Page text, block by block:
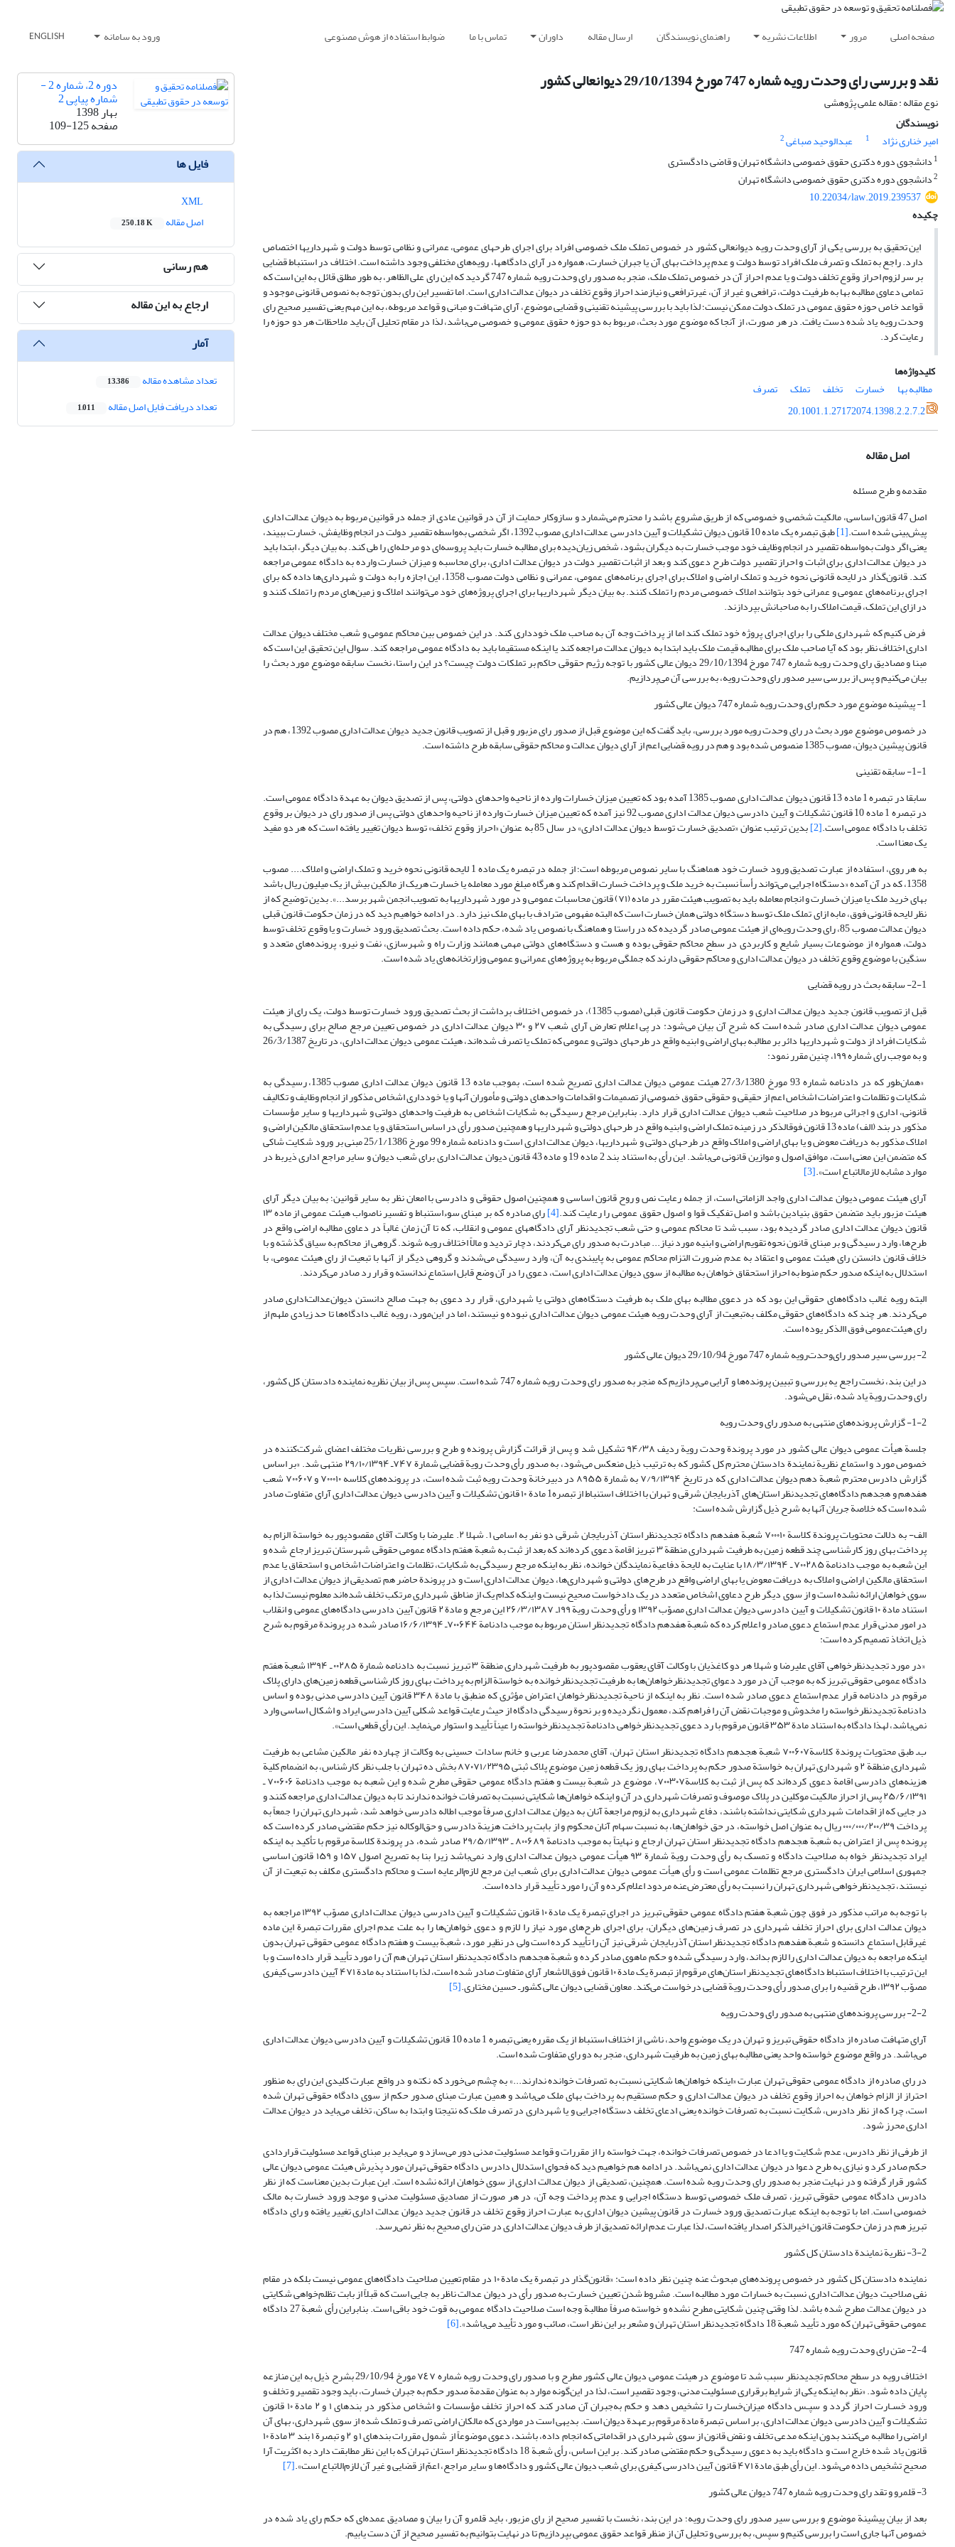
صفحه اصلی مرور اطلاعات نشریه راهنمای نویسندگان ارسال مقاله داوران تماس با ما ضوابط استفاده از هوش مصنوعی ورود به سامانه ENGLISH
نقد و بررسی رای وحدت رویه شماره 747 مورخ 29/10/1394 دیوانعالی کشور
نوع مقاله : مقاله علمی پژوهشی
نویسندگان
امیر خناری نژاد
1 عبدالوحید صباغی2
1 دانشجوی دوره دکتری حقوق خصوصی دانشگاه تهران و قاضی دادگستری
2دانشجوی دوره دکتری حقوق خصوصی دانشگاه تهران
10.22034/law.2019.239537
چکیده
این تحقیق به بررسی یکی از آرای وحدت رویه دیوانعالی کشور در خصوص تملک ملک خصوصی افراد برای اجرای طرحهای عمومی، عمرانی و نظامی توسط دولت و شهرداریها اختصاص
دارد. راجع به تملک و تصرف ملک افراد توسط دولت و عدم پرداخت بهای آن یا جبران خسارت، همواره در آرای دادگاهها، رویه‌های مختلفی وجود داشته است. اختلاف در استنباط قضایی
بر سر لزوم احراز وقوع تخلف دولت و یا عدم احراز آن در خصوص تملک ملک، منجر به صدور رای وحدت رویه شماره 747 گردید که این رای علی الظاهر، به طور مطلق قائل به این است که
تمامی دعاوی مطالبه بها به طرفیت دولت، ترافعی و غیر از آن، غیرترافعی و نیازمند احراز وقوع تخلف در دیوان عدالت اداری است. اما تفسیر این رای بدون توجه به نصوص قانونی موجود و
قواعد خاص حوزه حقوق عمومی در تملک دولت ممکن نیست؛ لذا باید با بررسی پیشینه تقنینی و قضایی موضوع، آرای متهافت و مبانی و قواعد مربوطه، به این مهم یعنی تفسیر صحیح رای
وحدت رویه یاد شده دست یافت. در هر صورت، از آنجا که موضوع مورد بحث، مربوط به دو حوزه حقوق عمومی و خصوصی می‌باشد، لذا در مقام تحلیل آن باید ملاحظات هر دو حوزه را
رعایت کرد.
کلیدواژه‌ها
مطالبه بها
خسارت تخلف تملک
تصرف
20.1001.1.27172074.1398.2.2.7.2
اصل مقاله
مقدمه و طرح مسئله
اصل 47 قانون اساسی، مالکیت شخصی و خصوصی که از طریق مشروع باشد را محترم می‌شمارد و سازوکار حمایت از آن در قوانین عادی از جمله در قوانین مربوط به دیوان عدالت اداری
پیش‌بینی شده است.[1] طبق تبصره یک ماده 10 قانون دیوان تشکیلات و آیین دادرسی عدالت اداری مصوب 1392، اگر شخصی به‌واسطه تقصیر دولت در انجام وظایفش، خسارت ببیند،
یعنی اگر دولت به‌واسطه تقصیر در انجام وظایف خود موجب خسارت به دیگران بشود، شخص زیان‌دیده برای مطالبه خسارت باید پروسه‌ای دو مرحله‌ای را طی کند. به بیان دیگر، ابتدا باید
در دیوان عدالت اداری برای اثبات و احراز تقصیر دولت طرح دعوی کند و بعد از اثبات تقصیر دولت در دیوان عدالت اداری، برای محاسبه و میزان خسارت وارده به دادگاه عمومی مراجعه
کند. قانون‌گذار در لایحه قانونی نحوه خرید و تملک اراضی و املاک برای اجرای برنامه‌های عمومی، عمرانی و نظامی دولت مصوب 1358، این اجازه را به دولت و شهرداری‌ها داده که برای
اجرای برنامه‌های عمومی و عمرانی خود بتوانند املاک خصوصی مردم را تملک کنند. به بیان دیگر شهرداریها برای اجرای پروژه‌های خود می‌توانند املاک و زمین‌های مردم را تملک کنند و
در ازای این تملک، قیمت املاک را به صاحبانش بپردازند.
فرض کنیم که شهرداری ملکی را برای اجرای پروژه خود تملک کند اما از پرداخت وجه آن به صاحب ملک خودداری کند. در این خصوص بین محاکم عمومی و شعب مختلف دیوان عدالت
اداری اختلاف نظر بود که آیا صاحب ملک برای مطالبه قیمت ملک باید ابتدا به دیوان عدالت مراجعه کند یا اینکه مستقیما باید به دادگاه عمومی مراجعه کند. سوال این تحقیق این است که
مبنا و مصادیق رای وحدت رویه شماره 747 مورخ 29/10/1394 دیوان عالی کشور با توجه رژیم حقوقی حاکم بر تملکات دولت چیست؟ در این راستا، نخست سابقه موضوع مورد بحث را
بیان می‌کنیم و پس از بررسی سیر صدور رای وحدت رویه، به بررسی آن می‌پردازیم.
1- پیشینه موضوع مورد حکم رای وحدت رویه شماره 747 دیوان عالی کشور
در خصوص موضوع مورد بحث در رای وحدت رویه مورد بررسی، باید گفت که این موضوع قبل از صدور رای مزبور و قبل از تصویب قانون جدید دیوان عدالت اداری مصوب 1392، هم در
قانون پیشین دیوان، مصوب 1385 منصوص شده بود و هم در رویه قضایی اعم از آرای دیوان عدالت و محاکم حقوقی سابقه طرح داشته است.
1-1- سابقه تقنینی
سابقا در تبصره 1 ماده 13 قانون دیوان عدالت اداری مصوب 1385 آمده بود که تعیین میزان خسارات وارده از ناحیه واحدهای دولتی، پس از تصدیق دیوان به عهدة دادگاه عمومی است.
در تبصره 1 ماده 10 قانون تشکیلات و آیین دادرسی دیوان عدالت اداری مصوب 92 نیز آمده که تعیین میزان خسارت وارده از ناحیه واحدهای دولتی پس از صدور رای در دیوان بر وقوع
تخلف با دادگاه عمومی است.[2] بدین ترتیب عنوان «تصدیق خسارت توسط دیوان عدالت اداری» در سال 85 به عنوان «احراز وقوع تخلف» توسط دیوان تغییر یافته است که هر دو مفید
یک معنا است.
به هر روی، استفاده از عبارت تصدیق ورود خسارت خود هماهنگ با سایر نصوص مربوطه است؛ از جمله در تبصره یک ماده 1 لایحه قانونی نحوه خرید و تملک اراضی و املاک.... مصوب
1358، که در آن آمده «دستگاه اجرایی می‌تواند رأساً نسبت به خرید ملک و پرداخت خسارت اقدام کند و هرگاه مبلغ مورد معامله یا خسارت هریک از مالکین بیش از یک میلیون ریال باشد
بهای خرید ملک یا میزان خسارت و انجام معامله باید به تصویب هیئت مقرر در ماده (۷۱) قانون محاسبات عمومی و در مورد شهرداریها به تصویب انجمن شهر برسد...». بدین توضیح که از
نظر لایحه قانونی فوق، مابه ازای تملک ملک توسط دستگاه دولتی همان خسارت است که البته مفهومی مترادف با بهای ملک نیز دارد. در ادامه خواهیم دید که در زمان حکومت قانون قبلی
دیوان عدالت مصوب 85، رای وحدت رویه‌ای از هیئت عمومی صادر گردیده که در راستا و هماهنگ با نصوص یاد شده، حکم داده است. بحث تصدیق ورود خسارت و یا وقوع تخلف توسط
دولت، همواره از موضوعات بسیار شایع و کاربردی در سطح محاکم حقوقی بوده و هست و دستگاه‌های دولتی مهمی همانند وزارت راه و شهرسازی، نفت و نیرو، پرونده‌های متعدد و
سنگین با موضوع وقوع تخلف در دیوان عدالت اداری و محاکم حقوقی دارند که جملگی مربوط به پروژه‌های عمرانی و عمومی وزارتخانه‌های یاد شده است.
2-1- سابقه بحث در رویه قضایی
قبل از تصویب قانون جدید دیوان عدالت اداری و در زمان حکومت قانون قبلی (مصوب 1385)، در خصوص اختلاف برداشت از بحث تصدیق ورود خسارت توسط دولت، یک رای از هیئت
عمومی دیوان عدالت اداری صادر شده است که شرح آن بیان می‌شود: در پى اعلام تعارض آرای شعب ٢٧ و ٣٠ دیوان عدالت ادارى در خصوص تعیین مرجع صالح براى رسیدگى به
شکایات افراد از دولت و شهرداریها دائر بر مطالبه بهاى اراضى و ابنیه واقع در طرحهاى دولتى و عمومى که تملک یا تصرف شده‌اند، هیئت عمومى دیوان عدالت ادارى، در تاریخ 26/3/1387
و به موجب راى شماره ١٩٩، چنین مقرر نمود:
«همان‌طور که در دادنامه شماره 93 مورخ 27/3/1380 هیئت عمومی دیوان عدالت اداری تصریح شده است، بموجب ماده 13 قانون دیوان عدالت اداری مصوب 1385، رسیدگی به
شکایات و تظلمات و اعتراضات اشخاص اعم از حقیقی و حقوقی حقوق خصوصی از تصمیمات و اقدامات واحدهای دولتی و مأموران آنها و یا خودداری اشخاص مذکور از انجام وظایف و تکالیف
قانونی، اداری و اجرائی مربوط در صلاحیت شعب دیوان عدالت اداری قرار دارد. بنابراین مرجع رسیدگی به شکایات اشخاص به طرفیت واحدهای دولتی و شهرداریها و سایر مؤسسات
مذکور در بند (الف) ماده 13 قانون فوق‎الذکر در زمینه تملک اراضی و ابنیه واقع در طرحهای دولتی و شهرداریها و همچنین صدور رأی در اساس استحقاق و یا عدم استحقاق مالکین اراضی و
املاک مذکور به دریافت معوض و یا بهای اراضی و املاک واقع در طرحهای دولتی و شهرداریها، دیوان عدالت اداری است و دادنامه شماره 99 مورخ 25/1/1386 مبنی بر ورود شکایت شاکی
که متضمن این معنی است، موافق اصول و موازین قانونی می‌باشد. این رأی به استناد بند 2 ماده 19 و ماده 43 قانون دیوان عدالت اداری برای شعب دیوان و سایر مراجع اداری ذیربط در
موارد مشابه لازم‎الاتباع است».
[3]
آرای هیئت عمومی دیوان عدالت اداری واجد الزاماتی است، از جمله رعایت نص و روح قانون اساسی و همچنین اصول حقوقی و دادرسی با امعان نظر به سایر قوانین؛ به بیان دیگر آرای
هیئت مزبور باید متضمن حقوق بنیادین باشد و اصل تفکیک قوا و اصول حقوق عمومی را رعایت کند.[4] راى صادره که بر مبناى سوءاستنباط و تفسیر ناصواب هیئت عمومى از ماده ١٣
قانون دیوان عدالت ادارى صادر گردیده بود، سبب شد تا محاکم عمومى و حتى شعب تجدیدنظر آرای دادگاههاى عمومى و انقلاب، که تا آن زمان غالباً در دعاوى مطالبه اراضى واقع در
طرح‌ها، وارد رسیدگى و بر مبناى قانون نحوه تقویم اراضى و ابنیه مورد نیاز... مبادرت به صدور راى می‌کردند، دچار تردید و مالاً اختلاف رویه شوند. گروهى از محاکم به سیاق گذشته و با
خلاف قانون دانستن راى هیئت عمومى و اعتقاد به عدم ضرورت التزام محاکم عمومى به پایبندى به آن، وارد رسیدگى می‌شدند و گروهى دیگر از آنها با تبعیت از راى هیئت عمومى، با
استدلال به اینکه صدور حکم منوط به احراز استحقاق خواهان به مطالبه از سوى دیوان عدالت ادارى است، دعوى را در آن وضع قابل استماع ندانسته و قرار رد صادر می‌کردند.
البته رویه غالب دادگاه‌های حقوقی این بود که در دعوی مطالبه بهای ملک به طرفیت دستگاه‌های دولتی یا شهرداری، قرار رد دعوی به جهت صالح دانستن دیوان‌عدالت‌اداری صادر
می‌کردند. هر چند که دادگاه‌های حقوقی مکلف به‌تبعیت از آرای وحدت رویه هیئت عمومی دیوان عدالت اداری نبوده و نیستند، اما در این‌مورد، رویه غالب دادگاه‌ها تا حد زیادی ملهم از
رای هیئت‌عمومی فوق االذکر یوده است.
2- بررسی سیر صدور رای‌وحدت‌رویه شماره 747 مورخ 29/10/94 دیوان عالی کشور
در این بند، نخست راجع یه بررسی و تبیین پرونده‌ها و آرایی می‌پردازیم که منجر به صدور رای وحدت رویه شماره 747 شده است. سپس پس از بیان نظریه نماینده دادستان کل کشور،
رای وحدت رویة یاد شده، نقل می‌شود.
1-2- گزارش پرونده‌های منتهی به صدور رای وحدت رویه
جلسة هیأت ‌عمومی دیوان عالی کشور در مورد پروندة وحدت رویة ردیف ۹۴/۳۸ تشکیل شد و پس از قرائت گزارش ‌پرونده و طرح و بررسی نظریات مختلف اعضای شرکت‌‌کننده در
خصوص مورد و استماع نظریة نمایندة دادستان محترم ‌کل‌ کشور که به ‌ترتیب‌ ذیل منعکس ‌می‌شود، به ‌صدور رأی وحدت‌ رویة ‌قضایی شمارة ۷۴۷ـ ۲۹/۱۰/۱۳۹۴ منتهی شد. «بر اساس
گزارش دادرس محترم شعبة دهم دیوان عدالت اداری که در تاریخ ۷/۹/۱۳۹۴ به شمارة ۸۹۵۵ در دبیرخانة وحدت رویه ثبت شده است، در پرونده‌های کلاسه ۷۰۰۰۱۰ و ۷۰۰۶۰۷ شعب
هفدهم و هجدهم دادگاه‌های تجدیدنظر استان‌های آذربایجان شرقی و تهران با اختلاف استنباط از تبصره1 مادة ۱۰ قانون تشکیلات و آیین دادرسی دیوان عدالت اداری آرای متفاوت صادر
شده است که خلاصة جریان آنها به شرح ذیل گزارش شده است:
الف- به دلالت محتویات پروندة کلاسة ۷۰۰۰۱۰ شعبة هفدهم دادگاه تجدیدنظر استان آذربایجان شرقی دو نفر به اسامی ۱. شهلا ۲. علیرضا با وکالت آقای مقصودپور به خواستة الزام به
پرداخت بهای روز کارشناسی چند قطعه زمین به طرفیت شهرداری منطقة ۳ تبریز اقامة دعوی کرده‌اند که بعد از ثبت به شعبة هفتم دادگاه عمومی حقوقی شهرستان تبریز ارجاع شده و
این شعبه به موجب دادنامة ۷۰۰۲۸۵ ـ ۱۸/۳/۱۳۹۴ با عنایت به لایحة دفاعیة نمایندگان خوانده، نظر به اینکه مرجع رسیدگی به شکایات، تظلمات و اعتراضات اشخاص و استحقاق یا عدم
استحقاق مالکین اراضی و املاک به دریافت معوض یا بهای اراضی واقع در طرح‌های دولتی و شهرداری‌ها، دیوان عدالت اداری است و در پروندة حاضر هم تصدیقی از دیوان عدالت اداری از
سوی خواهان ارائه نشده است و از سوی دیگر طرح دعاوی اشخاص متعدد در یک دادخواست صحیح نیست و اینکه کدام یک از مناطق شهرداری مرتکب تخلف شده‌اند معلوم نیست لذا به
استناد مادة ۱۰ قانون تشکیلات و آیین دادرسی دیوان عدالت اداری مصوّب ۱۳۹۲ و رأی وحدت رویة ۱۹۹ـ ۲۶/۳/۱۳۸۷ این مرجع و مادة ۲ قانون آیین دادرسی دادگاه‌های عمومی و انقلاب
در امور مدنی قرار عدم استماع دعوی صادر و اعلام کرده که شعبة هفدهم دادگاه تجدیدنظر استان مربوط به موجب دادنامة ۷۰۰۶۴۴ـ ۱۶/۶/۱۳۹۴ صادر شده در پروندة مرقوم به شرح
ذیل اتخاذ تصمیم کرده است:
«در مورد تجدیدنظرخواهی آقای علیرضا و شهلا هر دو کاغذیان با وکالت آقای یعقوب مقصودپور به طرفیت شهرداری منطقة ۳ تبریز نسبت به دادنامه شمارة ۰۰۲۸۵ ـ ۱۳۹۴ شعبة هفتم
دادگاه عمومی حقوقی تبریز که به موجب آن در مورد دعوای تجدیدنظرخواهان‌ها به طرفیت تجدیدنظرخوانده به خواستة الزام به پرداخت بهای روز کارشناسی قطعه زمین‌های دارای پلاک
مرقوم در دادنامه قرار عدم استماع دعوی صادر شده است. نظر به اینکه از ناحیة تجدیدنظرخواهان اعتراض مؤثری که منطبق با مادة ۳۴۸ قانون آیین دادرسی مدنی بوده و اساس
دادنامة تجدیدنظرخواسته را مخدوش و موجبات نقض آن را فراهم کند، معمول نگردیده و بر نحوة رسیدگی دادگاه از حیث رعایت قواعد شکلی آیین دادرسی ایراد و اشکال اساسی وارد
نمی‌باشد، لهذا دادگاه به استناد مادة ۳۵۳ قانون مرقوم با رد دعوی تجدیدنظرخواهی دادنامة تجدیدنظرخواسته را عیناً تأیید و استوار می‌نماید. این رأی قطعی است».
ب‌ـ طبق محتویات پروندة کلاسة۷۰۰۶۰۷ شعبة هجدهم دادگاه تجدیدنظر استان تهران، آقای محمدرضا عربی و خانم سادات حسینی به وکالت از چهارده نفر مالکین مشاعی به طرفیت
شهرداری منطقة ۲ و شهرداری تهران به خواستة صدور حکم به پرداخت بهای روز یک قطعه زمین موضوع پلاک ثبتی ۸۷۰۷۱/۲۳۹۵ بخش ده تهران با جلب نظر کارشناس، به انضمام کلیة
هزینه‌های دادرسی اقامة دعوی کرده‌اند که پس از ثبت به کلاسة۷۰۰۳۰۷، موضوع در شعبة بیست و هفتم دادگاه عمومی حقوقی مطرح شده و این شعبه به موجب دادنامة ۷۰۰۶۰۶ ـ
۲۵/۶/۱۳۹۱ پس از احراز مالکیت موکلین در پلاک موصوف و تصرفات شهرداری در آن و اینکه خواهان‌ها شکایتی نسبت به تصرفات خوانده ندارند تا به دیوان عدالت اداری مراجعه کنند و
در جایی که از اقدامات شهرداری شکایتی نداشته باشند، دفاع شهرداری به لزوم مراجعة آنان به دیوان عدالت اداری صرفاً موجب اطاله دادرسی خواهد شد، شهرداری تهران را جمعاً به
پرداخت ۰۰۰/۰۰۰/۲۰۰/۳۹ ریال به عنوان اصل خواسته، در حق خواهان‌ها، به نسبت سهام آنان محکوم و از بابت پرداخت هزینة دادرسی و حق‌الوکاله نیز حکم مقتضی صادر کرده است که
پرونده پس از اعتراض به شعبة هجدهم دادگاه تجدیدنظر استان تهران ارجاع و نهایتاً به موجب دادنامة ۸۰۰۶۸۹ ـ ۲۹/۵/۱۳۹۳ صادر شده، در پروندة کلاسة مرقوم با تأکید به اینکه
ایراد تجدیدنظر خواه به صلاحیت دادگاه و تمسک به رأی وحدت رویة شمارة ۹۳ هیأت عمومی دیوان عدالت اداری وارد نمی‌باشد زیرا بنا به تصریح اصول ۱۵۷ و ۱۵۹ قانون اساسی
جمهوری اسلامی ایران دادگستری مرجع تظلمات عمومی است و رأی هیأت عمومی دیوان عدالت اداری برای شعب این مرجع لازم‌الرعایه است و محاکم دادگستری مکلف به تبعیت از آن
نیستند، تجدیدنظرخواهی شهرداری تهران را نسبت به رأی معترض‌عنه مردود اعلام کرده و آن را مورد تأیید قرار داده است.
با توجه به مراتب مذکور در فوق چون شعبة هفتم دادگاه عمومی حقوقی تبریز در اجرای تبصرة یک مادة ۱۰ قانون تشکیلات و آیین دادرسی دیوان عدالت اداری مصوّب ۱۳۹۲ مراجعه به
دیوان عدالت اداری برای احراز تخلف شهرداری در تصرف زمین‌های دیگران، برای اجرای طرح‌های مورد نیاز را لازم و دعوی خواهان‌ها را به علت عدم اجرای مقررات تبصرة این ماده
غیرقابل استماع دانسته و شعبة هفدهم دادگاه تجدیدنظر استان آذربایجان شرقی نیز آن را تأیید کرده است ولی در نظیر مورد، شعبة بیست و هفتم دادگاه عمومی حقوقی تهران بدون
اینکه مراجعه به دیوان عدالت اداری را لازم بداند، وارد رسیدگی شده و حکم ماهوی صادر کرده و شعبة هجدهم دادگاه تجدیدنظر استان تهران هم آن را مورد تأیید قرار داده است و با
این ترتیب با اختلاف استنباط دادگاه‌های تجدیدنظر استان‌های مرقوم از تبصرة یک مادة ۱۰ قانون فوق‌الاشعار آرای متفاوت صادر شده است، لذا با استناد به مادة ۴۷۱ آیین دادرسی کیفری
مصوّب ۱۳۹۲، طرح قضیه را برای صدور رأی وحدت رویة قضایی درخواست می‌کند. معاون قضایی دیوان عالی کشورـ حسین مختاری.
[5]
2-2- بررسی پرونده‌های منتهی به صدور رای وحدت رویه
آرای متهافت صادره از دادگاه حقوقی تبریز و تهران در یک موضوع واحد، ناشی از اختلاف استنباط از یک مقرره یعنی تبصره 1 ماده 10 قانون تشکیلات و آیین دادرسی دیوان عدالت اداری
می‌باشد. در واقع موضوع خواسته واحد یعنی مطالبه بهای زمین به طرفیت شهرداری، منجر به دو رای متفاوت شده است.
در رای صادره از دادگاه عمومی حقوقی تهران عبارت «اینکه خواهان‌ها شکایتی نسبت به تصرفات خوانده ندارند...» به چشم می‌خورد که نکته و در واقع عبارت کلیدی این رای به منظور
احتراز از الزام خواهان به احراز وقوع تخلف در دیوان عدالت اداری و حکم مستقیم به پرداخت بهای ملک می‌باشد و همین عبارت مبنای صدور حکم از سوی دادگاه حقوقی تهران شده
است، چرا که از نظر دادرس، شکایت نسبت به تصرفات خوانده یعنی ادعای تخلف دستگاه اجرایی و یا شهرداری در تصرف ملک که نتیجتا و ابتدا به ساکن، تخلف می‌باید در دیوان عدالت
اداری محرز شود.
از طرفی از نظر دادرس، عدم شکایت و یا ادعا در خصوص تصرفات خوانده، جهت خواسته را از مقررات و قواعد مسئولیت مدنی دور می‌سازد و می‌باید بر مبنای قواعد مسئولیت قراردادی
حکم صادر کرد و نیازی به طرح دعوا در دیوان عدالت اداری نمی‌باشد. در ادامه هم خواهیم دید که فحوای استدلال دادرس دادگاه حقوقی تهران مورد پذیرش هیئت عمومی دیوان عالی
کشور قرار گرفته و در نهایت منجر به صدور رای وحدت رویه شده است. همچنین، تصدیقی از دیوان عدالت اداری از سوی خواهان ارائه نشده است. این عبارت بدین معناست که از نظر
دادرس دادگاه عمومی حقوقی تبریز، تصرف ملک خصوصی توسط دستگاه اجرایی و عدم پرداخت وجه آن، در هر صورت از مصادیق مسئولیت مدنی و موجد ورود خسارت به مالک
خصوصی است. اما با توجه به اینکه عبارت تصدیق ورود خسارت در قانون پیشین دیوان اداری به عبارت احراز وقوع تخلف در قانون جدید دیوان عدالت اداری تغییر یافته و رای دادگاه
تبریز هم در زمان حکومت قانون اخیرالذکر اصدار یافته است، لذا عبارت عدم ارائه تصدیق از طرف دیوان عدالت اداری در متن رای صحیح به نظر نمی‌رسد.
3-2- نظریة نمایندة دادستان کل کشور
نماینده دادستان کل کشور در خصوص پرونده‌های مبحوث عنه چنین نظر داده است: «قانون‌گذار در تبصرة یک مادة ۱۰ در مقام تعیین صلاحیت دادگاه‌های عمومی نیست بلکه در مقام
نفی صلاحیت دیوان عدالت اداری نسبت به خسارات مورد مطالبه است. مشروط شدن تعیین خسارت به صدور رأی در دیوان عدالت ناظر به جایی است که قبلاً از بابت تظلم‌خواهی شکایتی
در دیوان عدالت مطرح شده باشد. لذا وقتی چنین شکایتی مطرح نشده و خواسته صرفاً مطالبة وجه است صلاحیت دادگاه عمومی به قوت خود باقی است. بنابراین رأی شعبة 27 دادگاه
عمومی حقوقی تهران که مورد تأیید شعبة 18 دادگاه تجدیدنظر استان تهران و مشعر بر این نظر است، صائب و مورد تأیید می‌باشد».
[6]
2-4- متن رای وحدت رویه شماره 747
اختلاف رویه در سطح محاکم تجدیدنظر سبب شد تا موضوع در هیئت عمومى دیوان عالى کشور مطرح و با صدور راى وحدت رویه شماره ٧٤٧ مورخ 29/10/94 بشرح ذیل به این منازعه
پایان داده شود. «نظر به اینکه یکی از شرایط برقراری مسئولیت مدنی، وجود تقصیر است، لذا در این‌گونه موارد به عنوان مقدمة صدور حکم به جبران خسارت، باید وجود تقصیر و تخلف و
ورود خسـارت احراز گردد و سپـس دادگاه میزان‌خسارت را تشخیص دهد و حکم به‌جبران آن صادر کند که احراز تخلف مؤسسات و اشخاص مذکور در بندهای ۱ و ۲ مادة ۱۰ قانون
تشکیلات و آیین دادرسی دیوان عدالت اداری، بر اساس تبصرة مادة مرقوم برعهدة دیوان است. بدیهی است در مواردی که مالکان اراضی تصرف و تملک شده از سوی شهرداری، بهای آن
اراضی را مطالبه می‌کنند بدون اینکه مدعی تخلف و نقض قانون از سوی شهرداری در اقداماتی که انجام داده، باشند، دعوی موضوعاً از شمول مقررات بندهای ۱ و ۲ و تبصرة ۱ بند ۳ مادة ۱۰
قانون یاد شده خارج است و دادگاه باید به دعوی رسیدگی و حکم مقتضی صادر کند. بر این اساس، رأی شعبة 18 دادگاه تجدیدنظر استان تهران که با این نظر مطابقت دارد به اکثریت آرا
صحیح تشخیص داده می‌شود. این رأی طبق مادة ۴۷۱ قانون آیین دادرسی کیفری برای شعب دیوان عالی کشور و دادگاه‌ها و سایر مراجع، اعمّ از قضایی و غیر آن لازم‌الاتباع است».
[7]
3- قلمرو و تقد رای وحدت رویه شماره 747 دیوان عالی کشور
بعد از بیان پیشینة موضوع و بررسی سیر صدور رای وحدت رویه؛ در این بند، نخست با تفسیر صحیح از رای مزبور، باید قلمرو آن را بیان و مصادیق عمده‌ای که حکم رای یاد شده در
خصوص آنها جاری است را بررسی کنیم و سپس، به بررسی و تحلیل آن از منظر قواعد حقوق عمومی بپردازیم تا در نهایت بتوانیم به تفسیر صحیح از آن دست یابیم.
دوره 2، شماره 2 -
شماره پیاپی 2
بهار 1398
صفحه109-125
فایل ها
اصل مقاله
250.18 K
هم رسانی
ارجاع به این مقاله
آمار
تعداد مشاهده مقاله 13,386
تعداد دریافت فایل اصل مقاله 1,011